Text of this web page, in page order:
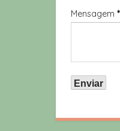
Mensagem *